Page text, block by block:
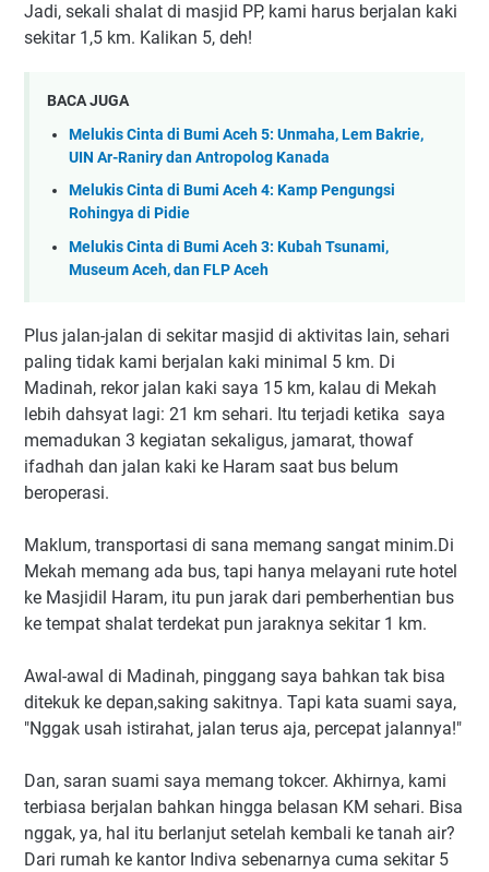
Jadi, sekali shalat di masjid PP, kami harus berjalan kaki
sekitar 1,5 km. Kalikan 5, deh!
BACA JUGA
Melukis Cinta di Bumi Aceh 5: Unmaha, Lem Bakrie,
UIN Ar-Raniry dan Antropolog Kanada
Melukis Cinta di Bumi Aceh 4: Kamp Pengungsi
Rohingya di Pidie
Melukis Cinta di Bumi Aceh 3: Kubah Tsunami,
Museum Aceh, dan FLP Aceh
Plus jalan-jalan di sekitar masjid di aktivitas lain, sehari
paling tidak kami berjalan kaki minimal 5 km. Di
Madinah, rekor jalan kaki saya 15 km, kalau di Mekah
lebih dahsyat lagi: 21 km sehari. Itu terjadi ketika saya
memadukan 3 kegiatan sekaligus, jamarat, thowaf
ifadhah dan jalan kaki ke Haram saat bus belum
beroperasi.
Maklum, transportasi di sana memang sangat minim.Di
Mekah memang ada bus, tapi hanya melayani rute hotel
ke Masjidil Haram, itu pun jarak dari pemberhentian bus
ke tempat shalat terdekat pun jaraknya sekitar 1 km.
Awal-awal di Madinah, pinggang saya bahkan tak bisa
ditekuk ke depan,saking sakitnya. Tapi kata suami saya,
"Nggak usah istirahat, jalan terus aja, percepat jalannya!"
Dan, saran suami saya memang tokcer. Akhirnya, kami
terbiasa berjalan bahkan hingga belasan KM sehari. Bisa
nggak, ya, hal itu berlanjut setelah kembali ke tanah air?
Dari rumah ke kantor Indiva sebenarnya cuma sekitar 5